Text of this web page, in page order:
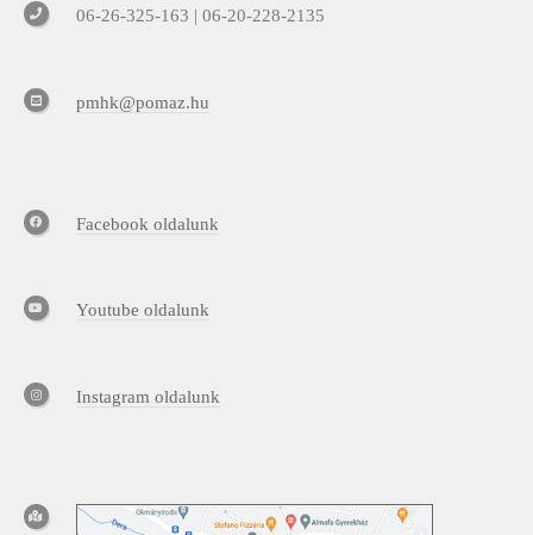
06-26-325-163 | 06-20-228-2135
pmhk@pomaz.hu
Facebook oldalunk
Youtube oldalunk
Instagram oldalunk